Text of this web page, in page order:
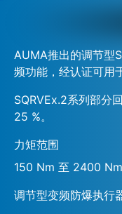
AUMA推出的调节型
频功能，经认证可用
SQRVEx.2系列部分
25 %。
力矩范围
150 Nm 至 2400 Nm
调节型变频防爆执行